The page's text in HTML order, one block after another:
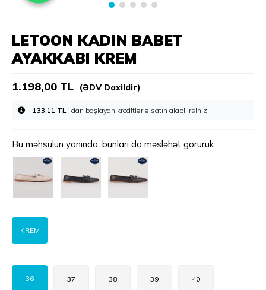
LETOON KADIN BABET
AYAKKABI KREM
1.198,00 TL (ƏDV Daxildir)
133,11 TL `dan başlayan kreditlərlə
Bu məhsulun yanında, bunları da məsləhət görürük.
KREM
36 37 38 39 40